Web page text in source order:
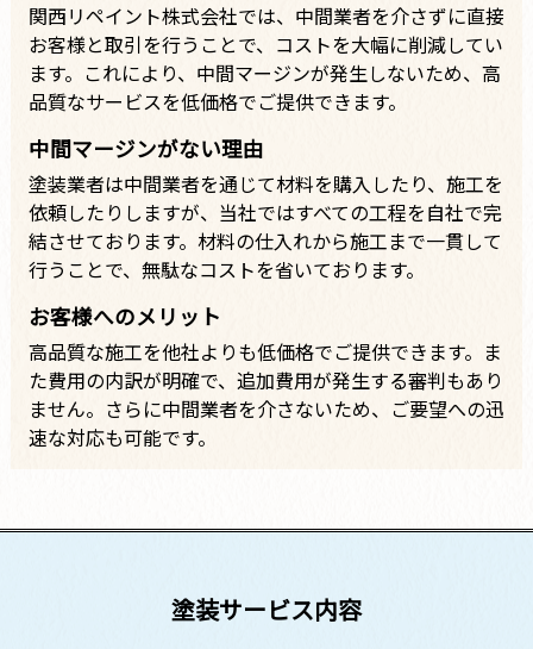
関西リペイント株式会社では、中間業者を介さずに直接
お客様と取引を行うことで、コストを大幅に削減してい
ます。これにより、中間マージンが発生しないため、高
品質なサービスを低価格でご提供できます。
中間マージンがない理由
塗装業者は中間業者を通じて材料を購入したり、施工を
依頼したりしますが、当社ではすべての工程を自社で完
結させております。材料の仕入れから施工まで一貫して
行うことで、無駄なコストを省いております。
お客様へのメリット
高品質な施工を他社よりも低価格でご提供できます。ま
た費用の内訳が明確で、追加費用が発生する審判もあり
ません。さらに中間業者を介さないため、ご要望への迅
速な対応も可能です。
塗装サービス内容